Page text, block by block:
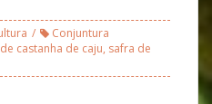
Conjuntura
castanha de caju, safra de